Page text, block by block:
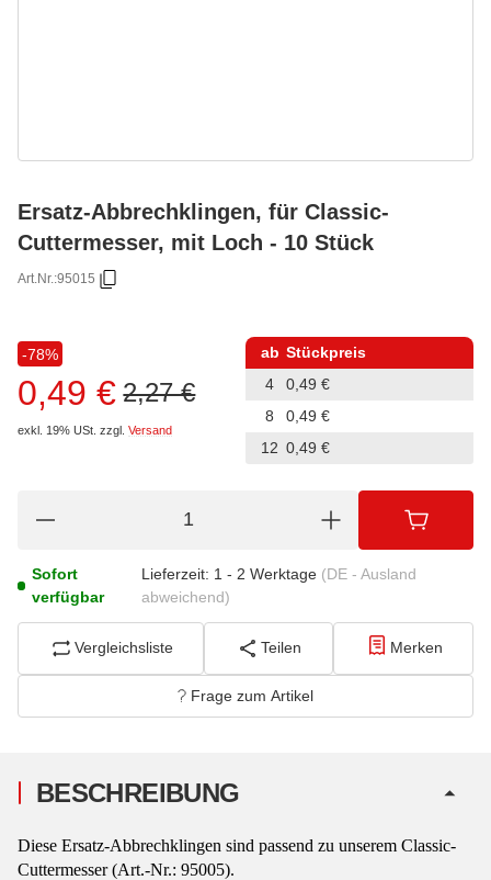
Ersatz-Abbrechklingen, für Classic-
Cuttermesser, mit Loch - 10 Stück
Art.Nr.:95015
-78%
0,49 € 2,27 €
exkl. 19% USt. zzgl. Versand
ab Stückpreis
4
0,49 €
8
0,49 €
12 0,49 €
Sofort
verfügbar
Lieferzeit: 1 - 2 Werktage (DE - Ausland
abweichend)
Vergleichsliste Teilen Merken
Frage zum Artikel
BESCHREIBUNG
Diese Ersatz-Abbrechklingen sind passend zu unserem Classic-
Cuttermesser (Art.-Nr.: 95005).